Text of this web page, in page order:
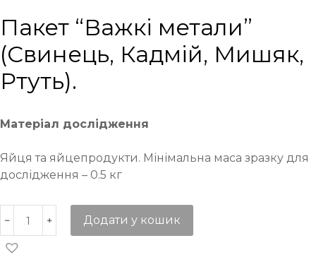
Пакет “Важкі метали”
(Свинець, Кадмій, Мишяк,
Ртуть).
Матеріал дослідження
Яйця та яйцепродукти. Мінімальна маса зразку для
дослідження – 0.5 кг
Додати у кошик